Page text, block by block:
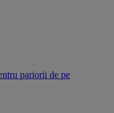
pariorii de pe